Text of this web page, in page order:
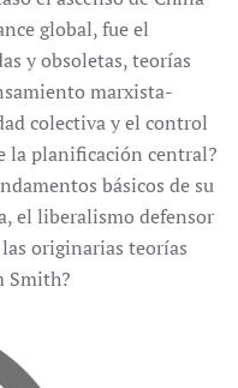
global, fue el
y obsoletas, teorías
marxista-
colectiva y el control
la planificación central?
básicos de su
el liberalismo defensor
originarias teorías
Smith?